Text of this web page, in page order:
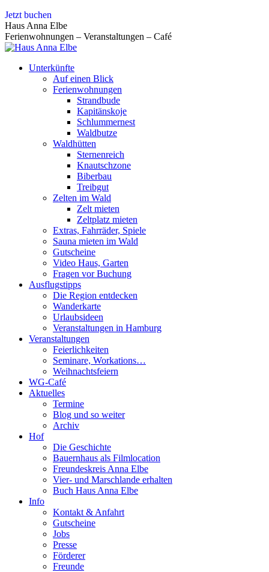
Zum
Inhalt
springen
Jetzt buchen
Haus Anna Elbe
Ferienwohnungen – Veranstaltungen – Café
Unterkünfte
Auf einen Blick
Ferienwohnungen
Strandbude
Kapitänskoje
Schlummernest
Waldbutze
Waldhütten
Sternenreich
Knautschzone
Biberbau
Treibgut
Zelten im Wald
Zelt mieten
Zeltplatz mieten
Extras, Fahrräder, Spiele
Sauna mieten im Wald
Gutscheine
Video Haus, Garten
Fragen vor Buchung
Ausflugstipps
Die Region entdecken
Wanderkarte
Urlaubsideen
Veranstaltungen in Hamburg
Veranstaltungen
Feierlichkeiten
Seminare, Workations…
Weihnachtsfeiern
WG-Café
Aktuelles
Termine
Blog und so weiter
Archiv
Hof
Die Geschichte
Bauernhaus als Filmlocation
Freundeskreis Anna Elbe
Vier- und Marschlande erhalten
Buch Haus Anna Elbe
Info
Kontakt & Anfahrt
Gutscheine
Jobs
Presse
Förderer
Freunde